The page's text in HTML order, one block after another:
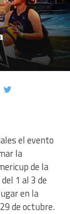
el evento
la
de la
1 al 3 de
en la
de octubre.